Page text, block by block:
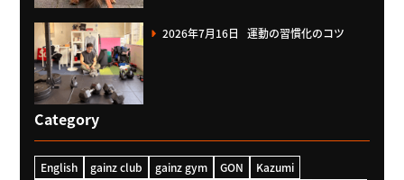
2026年7月16日 運動の習慣化のコツ
Category
English gainz club gainz gym GON
Kazumi